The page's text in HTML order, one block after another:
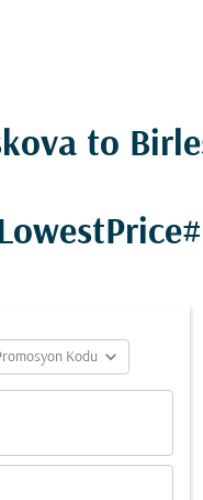
to
Kodu expand_more